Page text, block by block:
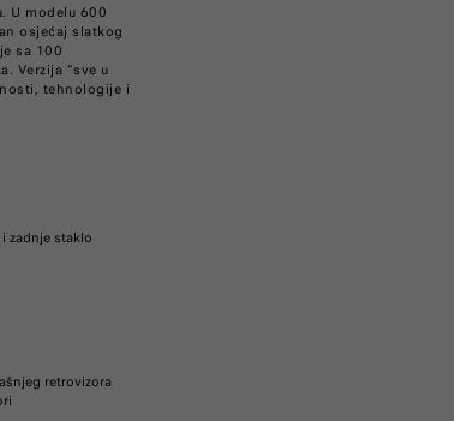
U modelu 600
osjećaj slatkog
sa 100
Verzija "sve u
tehnologije i
zadnje staklo
retrovizora